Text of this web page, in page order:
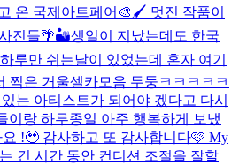
온 국제아트페어🎨🖌️ 멋진 작품이
사진들🌴🏜️생일이 지났는데도 한국
루만 쉬는날이 있었는데 혼자 여기
찍은 거울셀카모음 두둥ㅋㅋㅋㅋㅋ
는 아티스트가 되어야 겠다고 다시
랑 하루종일 아주 행복하게 보냈
!🥹 감사하고 또 감사합니다🩷 My
긴 시간 동안 컨디션 조절을 잘할